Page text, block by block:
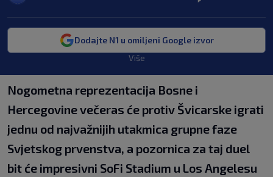
Dodajte N1 u omiljeni Google izvor
Više
Nogometna reprezentacija Bosne i
Hercegovine večeras će protiv Švicarske igrati
jednu od najvažnijih utakmica grupne faze
Svjetskog prvenstva, a pozornica za taj duel
bit će impresivni SoFi Stadium u Los Angelesu